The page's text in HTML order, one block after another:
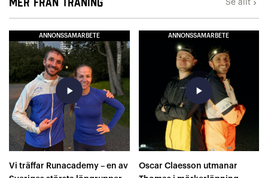
Se allt keyboard_arrow_right
ANNONSSAMARBETE
play_arrow
Vi träffar Runacademy – en av
ANNONSSAMARBETE
play_arrow
Oscar Claesson utmanar